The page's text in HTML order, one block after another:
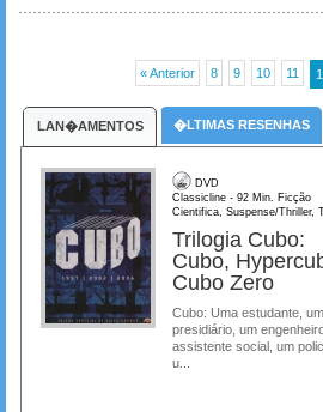
« Anterior 8 9 10 11
LAN�AMENTOS �LTIMAS RESENHAS
DVD
Classicline - 92 Min. Ficção
Cientifica, Suspense/Thriller,
Trilogia Cubo:
Cubo,
Cubo Zero
Cubo: Uma estudante,
presidiário, um
assistente social, um
u...